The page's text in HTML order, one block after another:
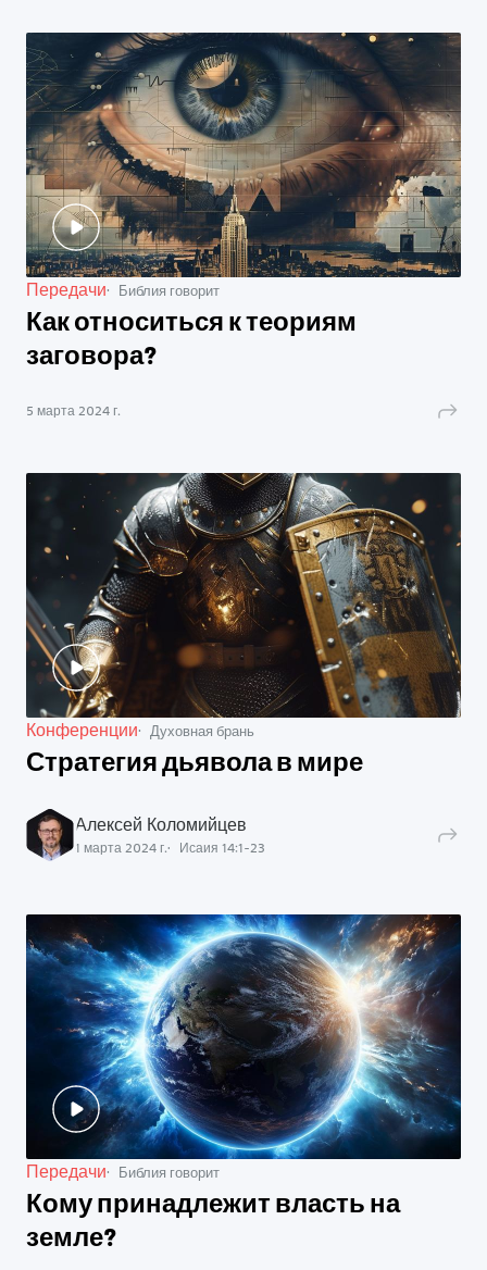
Передачи Библия говорит
Как относиться к теориям
заговора?
5 марта 2024 г.
Конференции Духовная брань
Стратегия дьявола в мире
Алексей Коломийцев
1 марта 2024 г. Исаия 14:1-23
Передачи Библия говорит
Кому принадлежит власть на
земле?